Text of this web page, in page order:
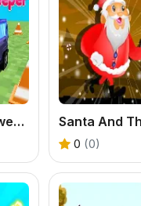
Crazy Cone Sweeper
0 (0)